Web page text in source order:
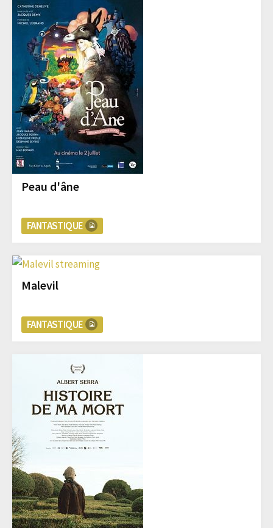
Peau d'âne
FANTASTIQUE
Malevil
FANTASTIQUE